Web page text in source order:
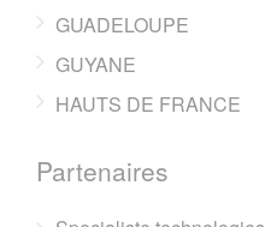
GUADELOUPE
GUYANE
HAUTS DE FRANCE
Partenaires